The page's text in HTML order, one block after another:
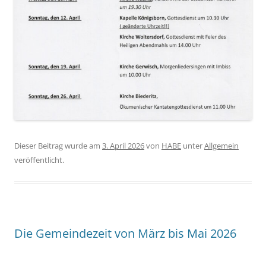
Dieser Beitrag wurde am 3. April 2026von HABE unterAllgemein
veröffentlicht.
Die Gemeindezeit von März bis Mai 2026